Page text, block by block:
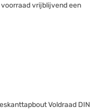
vrijblijvend een
Voldraad DIN